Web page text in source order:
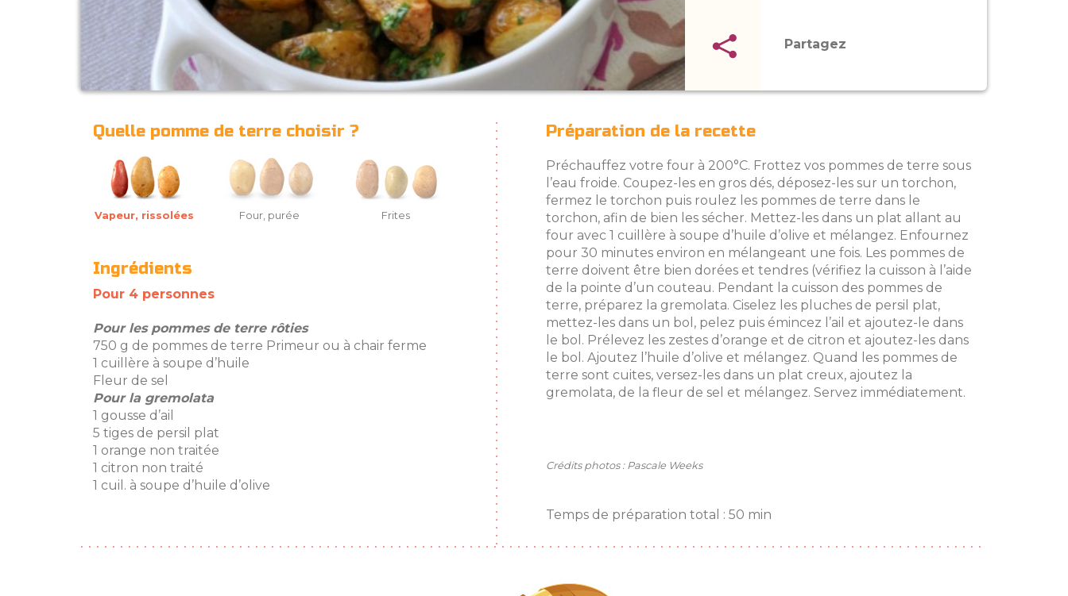
Partagez
Quelle pomme de terre choisir ?
Vapeur, rissolées Four, purée Frites
Ingrédients
Pour 4 personnes
Pour les pommes de terre rôties
750 g de pommes de terre Primeur ou à chair ferme
1 cuillère à soupe d’huile
Fleur de sel
Pour la gremolata
1 gousse d’ail
5 tiges de persil plat
1 orange non traitée
1 citron non traité
1 cuil. à soupe d’huile d’olive
Préparation de la recette
Préchauffez votre four à 200°C. Frottez vos pommes de terre sous
l’eau froide. Coupez-les en gros dés, déposez-les sur un torchon,
fermez le torchon puis roulez les pommes de terre dans le
torchon, afin de bien les sécher. Mettez-les dans un plat allant au
four avec 1 cuillère à soupe d’huile d’olive et mélangez. Enfournez
pour 30 minutes environ en mélangeant une fois. Les pommes de
terre doivent être bien dorées et tendres (vérifiez la cuisson à l’aide
de la pointe d’un couteau. Pendant la cuisson des pommes de
terre, préparez la gremolata. Ciselez les pluches de persil plat,
mettez-les dans un bol, pelez puis émincez l’ail et ajoutez-le dans
le bol. Prélevez les zestes d’orange et de citron et ajoutez-les dans
le bol. Ajoutez l’huile d’olive et mélangez. Quand les pommes de
terre sont cuites, versez-les dans un plat creux, ajoutez la
gremolata, de la fleur de sel et mélangez. Servez immédiatement.
Crédits photos : Pascale Weeks
Temps de préparation total : 50 min